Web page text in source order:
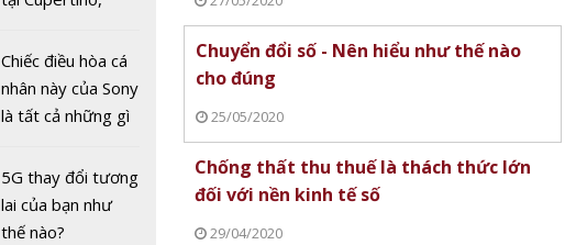
Fast & Furious 9
chuẩn bị ra rạp
Chiếc điều hòa cá
nhân này của Sony
là tất cả những gì
sót qua mùa hè
nóng nực
5G thay đổi tương
lai của bạn như
thế nào?
Chuyển đổi số - Nên hiểu như thế nào
cho đúng
25/05/2020
Chống thất thu thuế là thách thức lớn
đối với nền kinh tế số
29/04/2020